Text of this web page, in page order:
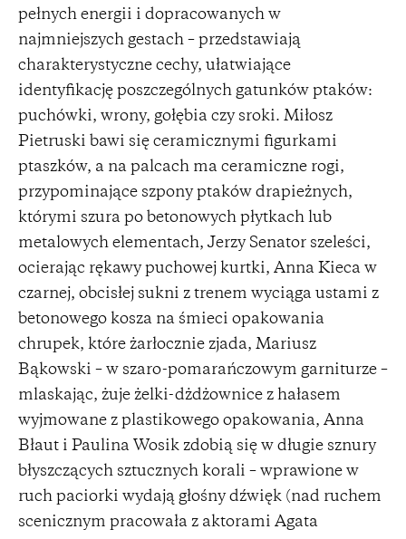
pełnych energii i dopracowanych w
najmniejszych gestach – przedstawiają
charakterystyczne cechy, ułatwiające
identyfikację poszczególnych gatunków ptaków:
puchówki, wrony, gołębia czy sroki. Miłosz
Pietruski bawi się ceramicznymi figurkami
ptaszków, a na palcach ma ceramiczne rogi,
przypominające szpony ptaków drapieżnych,
którymi szura po betonowych płytkach lub
metalowych elementach, Jerzy Senator szeleści,
ocierając rękawy puchowej kurtki, Anna Kieca w
czarnej, obcisłej sukni z trenem wyciąga ustami z
betonowego kosza na śmieci opakowania
chrupek, które żarłocznie zjada, Mariusz
Bąkowski – w szaro-pomarańczowym garniturze –
mlaskając, żuje żelki-dżdżownice z hałasem
wyjmowane z plastikowego opakowania, Anna
Błaut i Paulina Wosik zdobią się w długie sznury
błyszczących sztucznych korali – wprawione w
ruch paciorki wydają głośny dźwięk (nad ruchem
scenicznym pracowała z aktorami Agata